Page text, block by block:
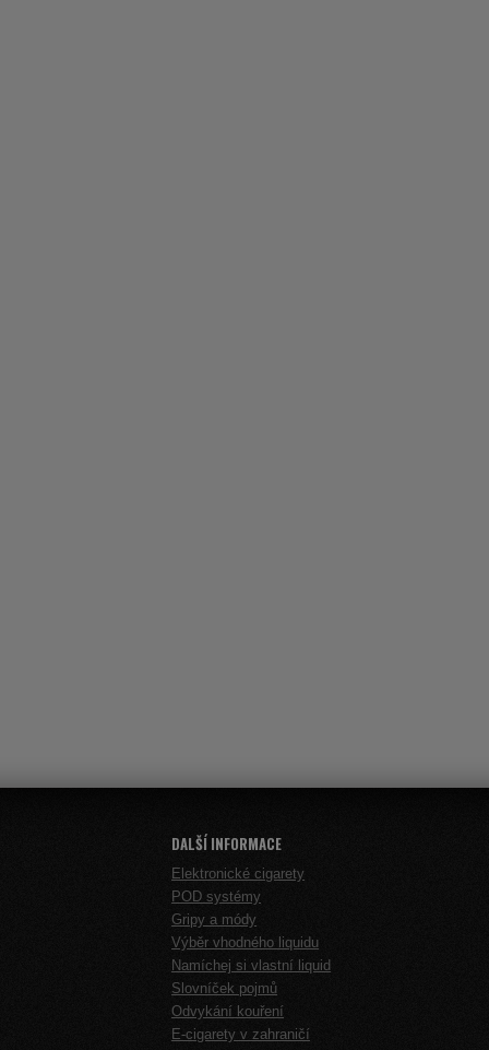
DALŠÍ INFORMACE
Elektronické cigarety
POD systémy
Gripy a módy
Výběr vhodného liquidu
Namíchej si vlastní liquid
Slovníček pojmů
Odvykání kouření
E-cigarety v zahraničí